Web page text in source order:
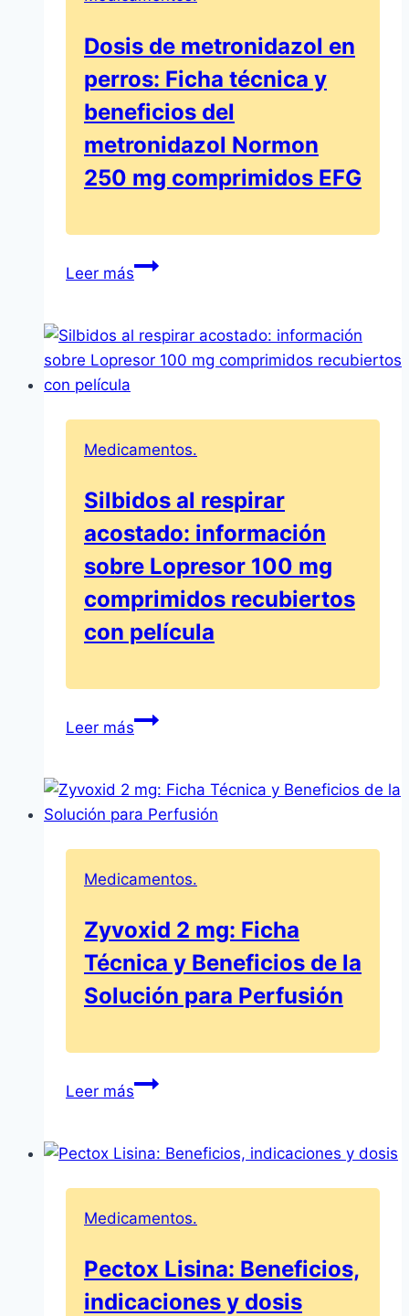
Dosis de metronidazol en
perros: Ficha técnica y
beneficios del
metronidazol Normon
250 mg comprimidos EFG
Leer másDosis
en
perros:
beneficios
metronidazol
Normon
250
comprimidos
EFG
Medicamentos.
Silbidos al respirar
acostado: información
sobre Lopresor 100 mg
comprimidos recubiertos
con película
Leer másSilbidos
acostado:
información
100
comprimidos
recubiertos
con
película
Medicamentos.
Zyvoxid 2 mg: Ficha
Técnica y Beneficios de la
Solución para Perfusión
Leer másZyvoxid
Ficha
Beneficios
la
Solución
Medicamentos.
Pectox Lisina: Beneficios,
indicaciones y dosis